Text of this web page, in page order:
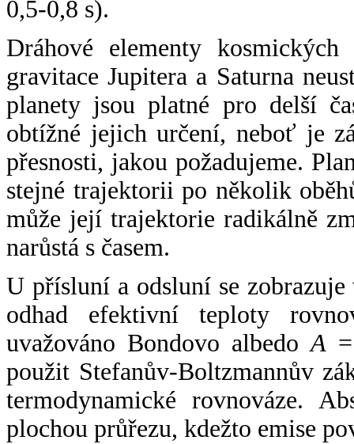
0,5-0,8 s).
Dráhové elementy
gravitace Jupitera a Saturna
planety jsou platné pro delší
obtížné jejich určení, neboť je
přesnosti, jakou požadujeme.
stejné trajektorii po několik
může její trajektorie radikálně
narůstá s časem.
U přísluní a odsluní se
odhad efektivní teploty
uvažováno Bondovo albedoA
použit Stefanův-Boltzmannův
termodynamické rovnováze.
plochou průřezu, kdežto emise